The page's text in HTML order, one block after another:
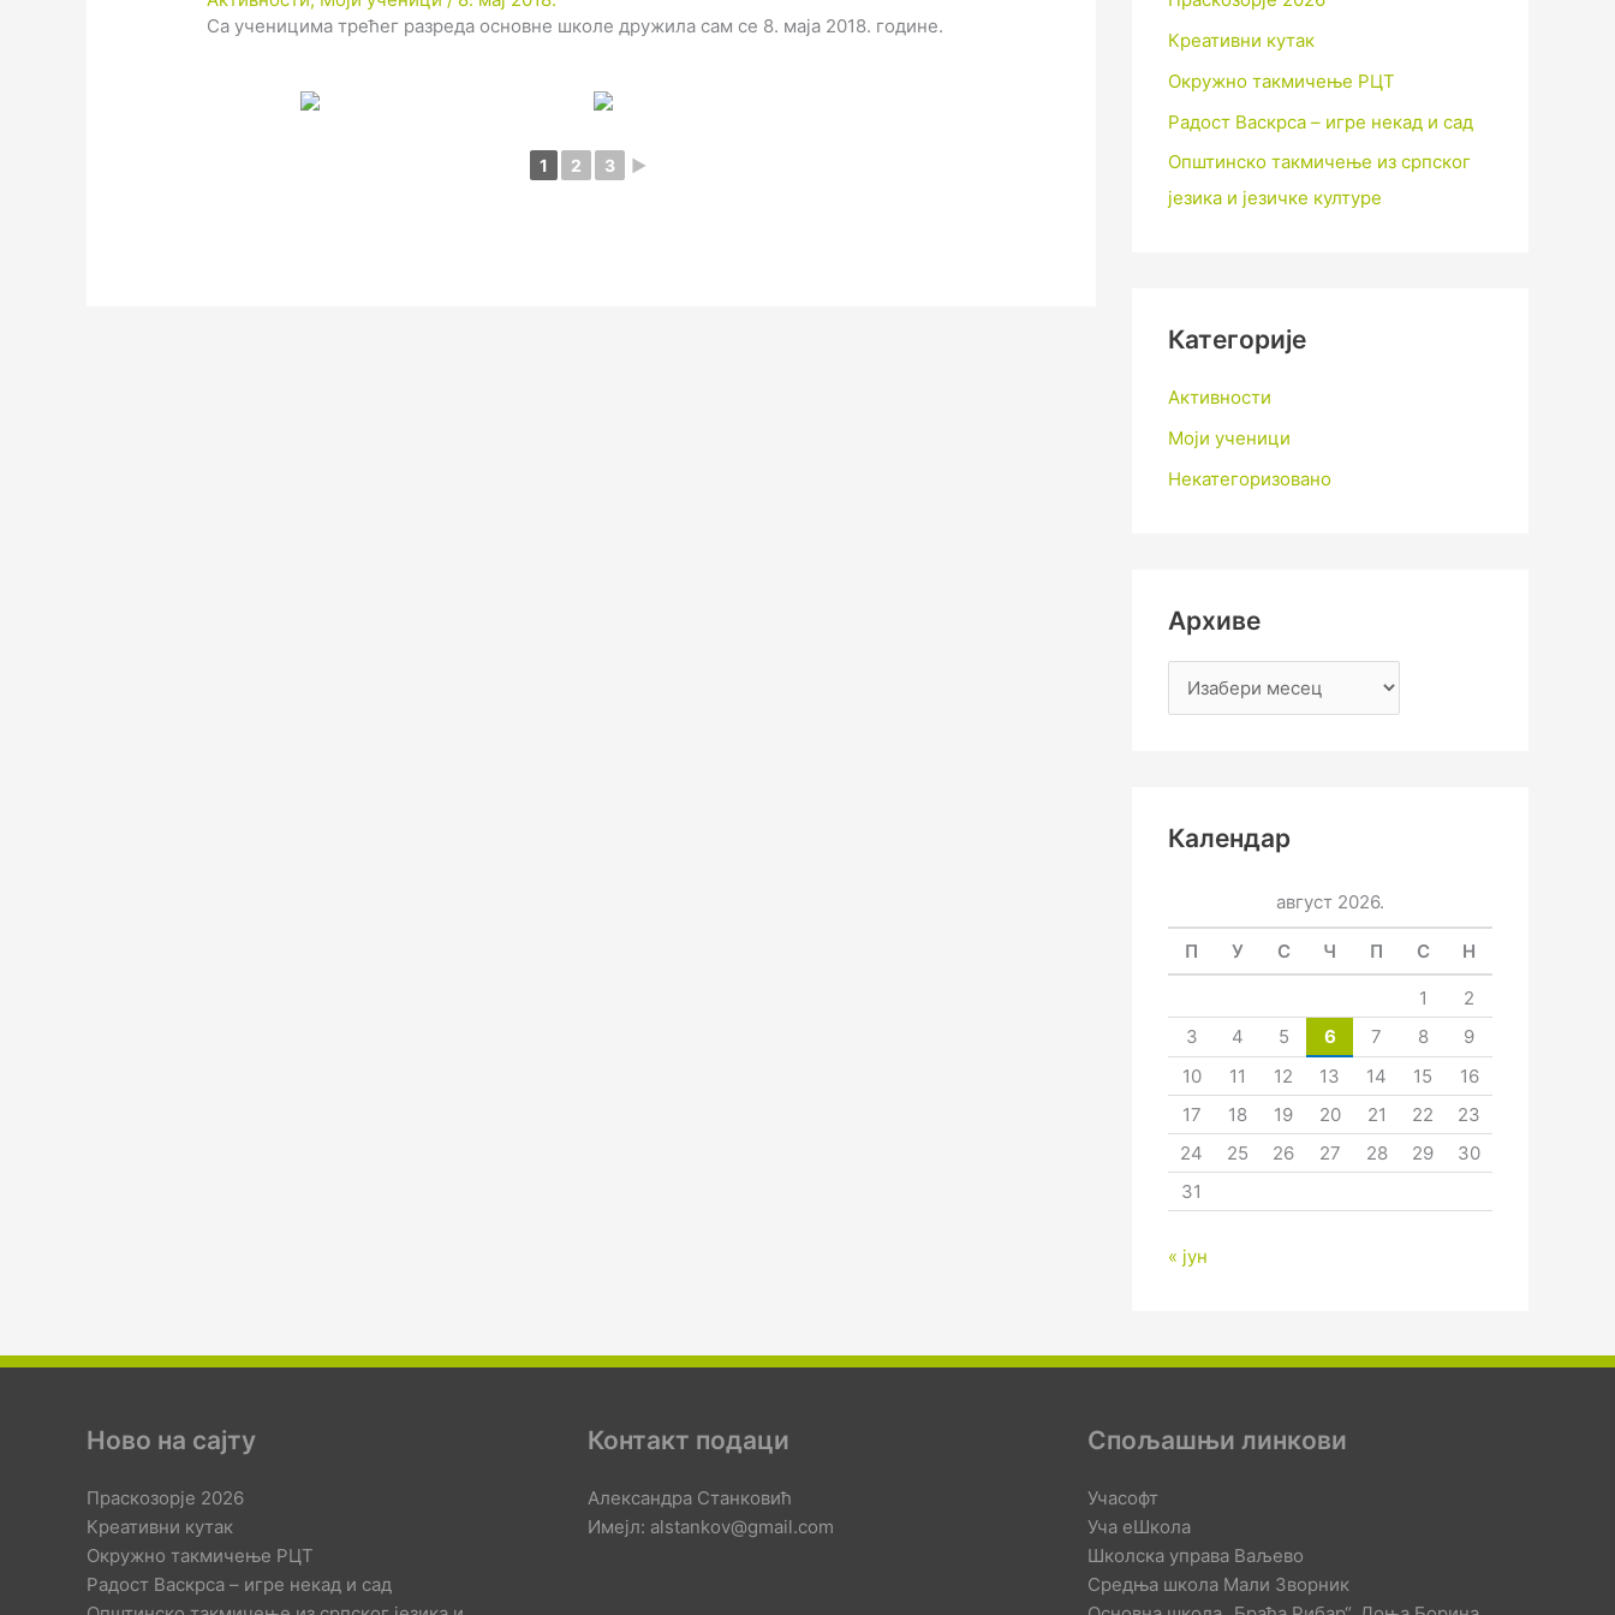
Са ученицима трећег разреда основне школе дружила сам се 8. маја 2018. године.
1 2 3 ►
Креативни кутак
Окружно такмичење РЦТ
Радост Васкрса – игре некад и сад
Општинско такмичење из српског
језика и језичке културе
Категорије
Активности
Моји ученици
Некатегоризовано
Архиве
Календар
август 2026.
П У С Ч П С Н
1
2
3
4 5 6 7 8
9
10
11 12 13 14 15
16
17
18 19 20 21 22
23
24
25 26 27 28 29
30
31
« јун
Ново на сајту
Праскозорје 2026
Креативни кутак
Окружно такмичење РЦТ
Радост Васкрса – игре некад и сад
Контакт подаци
Александра Станковић
Имејл: alstankov@gmail.com
Спољашњи линкови
Учасофт
Уча еШкола
Школска управа Ваљево
Средња школа Мали Зворник